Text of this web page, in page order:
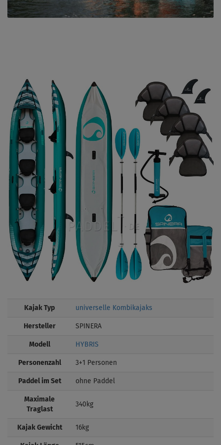
Kajak Typ universelle Kombikajaks
Hersteller SPINERA
Modell HYBRIS
Personenzahl 3+1 Personen
Paddel im Set ohne Paddel
Maximale
Traglast
340kg
Kajak Gewicht 16kg